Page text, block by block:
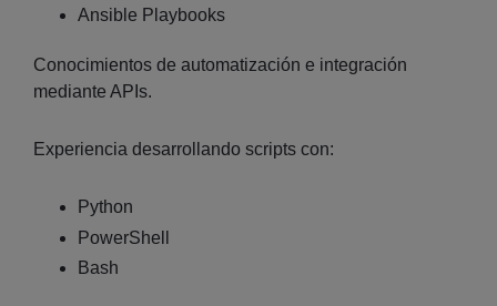
Ansible Playbooks
Conocimientos de automatización e integración
mediante APIs.
Experiencia desarrollando scripts con:
Python
PowerShell
Bash